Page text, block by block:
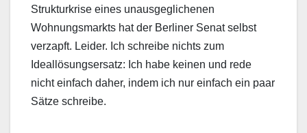
Strukturkrise eines unausgeglichenen
Wohnungsmarkts hat der Berliner Senat selbst
verzapft. Leider. Ich schreibe nichts zum
Ideallösungsersatz: Ich habe keinen und rede
nicht einfach daher, indem ich nur einfach ein paar
Sätze schreibe.